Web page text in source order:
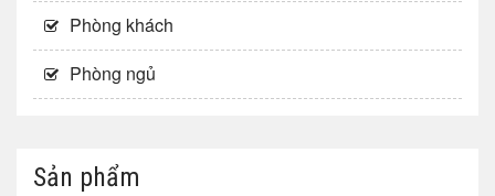
Phòng khách
Phòng ngủ
Sản phẩm